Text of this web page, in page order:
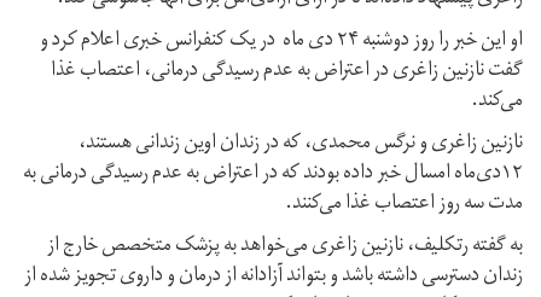
او این خبر را روز دوشنبه ۲۴ دی ماه در یک کنفرانس خبری اعلام کرد و
گفت نازنین زاغری در اعتراض به عدم رسیدگی درمانی،‌ اعتصاب غذا
می‌کند.
نازنین زاغری و نرگس محمدی، که در زندان اوین زندانی هستند،
۱۲دی‌ماه امسال خبر داده بودند که در اعتراض به عدم رسیدگی درمانی به
مدت سه روز اعتصاب غذا می‌کنند.
به گفته رتکلیف، نازنین زاغری می‌خواهد به پزشک متخصص خارج از
زندان دسترسی داشته باشد و بتواند آزادانه از درمان و داروی تجویز شده از